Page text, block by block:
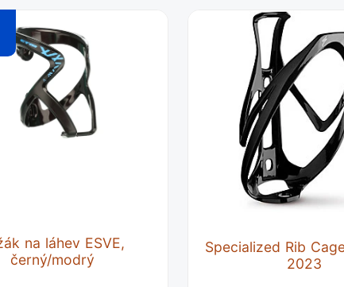
na láhev ESVE,
černý/modrý
Specialized Rib
2023